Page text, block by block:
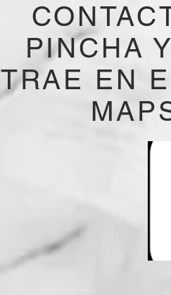
PINCHA
TRAE EN